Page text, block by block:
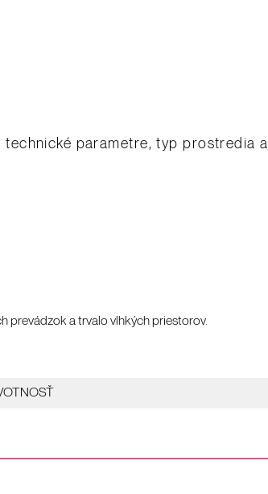
parametre, typ prostredia a
prevádzok a trvalo vlhkých priestorov.